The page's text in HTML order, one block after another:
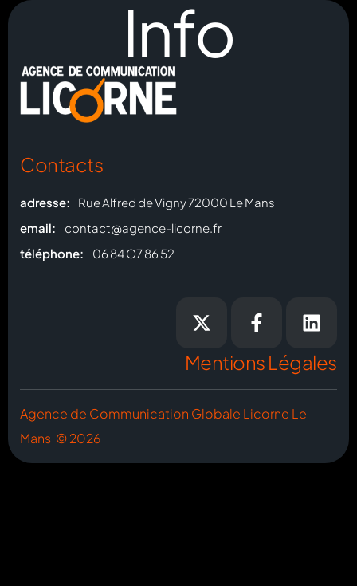
Info
Contacts
adresse:
Rue Alfred de Vigny 72000 Le Mans
email:
contact@agence-licorne.fr
téléphone:
06 84 O7 86 52
Mentions Légales
Agence de Communication Globale Licorne Le
Mans © 2026